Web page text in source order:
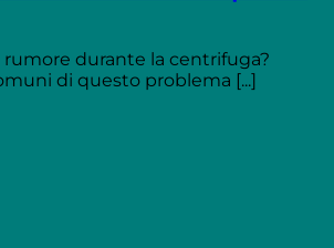
rumore durante la centrifuga?
di questo problema [...]